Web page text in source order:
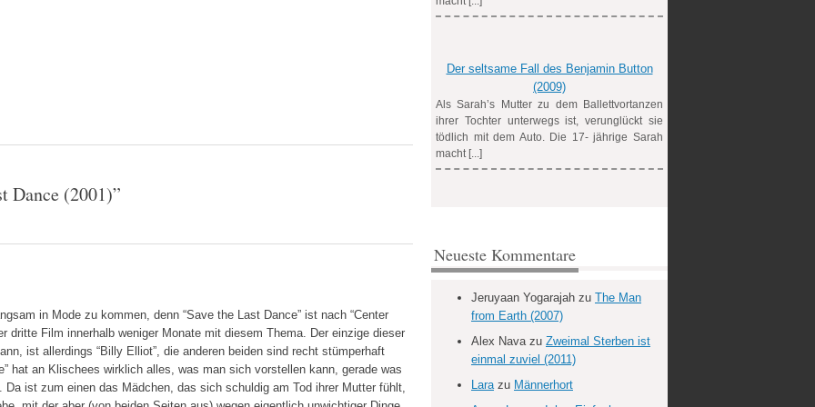
Dance (2001)”
in Mode zu kommen, denn “Save the Last Dance” ist nach “Center
dritte Film innerhalb weniger Monate mit diesem Thema. Der einzige dieser
ist allerdings “Billy Elliot”, die anderen beiden sind recht stümperhaft
hat an Klischees wirklich alles, was man sich vorstellen kann, gerade was
ist zum einen das Mädchen, das sich schuldig am Tod ihrer Mutter fühlt,
Der seltsame Fall des Benjamin Button
(2009)
Als Sarah’s Mutter zu dem Ballettvortanzen
ihrer Tochter unterwegs ist, verunglückt sie
tödlich mit dem Auto. Die 17- jährige Sarah
macht [...]
Neueste Kommentare
Jeruyaan Yogarajah zu The Man
from Earth (2007)
Alex Navazu Zweimal Sterben ist
einmal zuviel (2011)
Larazu Männerhort